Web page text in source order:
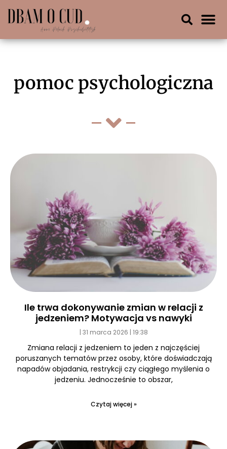
pomoc psychologiczna
Ile trwa dokonywanie zmian w relacji z
jedzeniem? Motywacja vs nawyki
31 marca 2026 19:38
Zmiana relacji z jedzeniem to jeden z najczęściej
poruszanych tematów przez osoby, które doświadczają
napadów objadania, restrykcji czy ciągłego myślenia o
jedzeniu. Jednocześnie to obszar,
Czytaj więcej »